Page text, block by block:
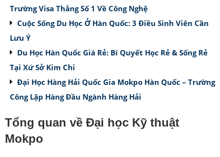
Trường Visa Thẳng Số 1 Về Công Nghệ
Cuộc Sống Du Học Ở Hàn Quốc: 3 Điều Sinh Viên Cần
Lưu Ý
Du Học Hàn Quốc Giá Rẻ: Bí Quyết Học Rẻ & Sống Rẻ
Tại Xứ Sở Kim Chi
Đại Học Hàng Hải Quốc Gia Mokpo Hàn Quốc – Trường
Công Lập Hàng Đầu Ngành Hàng Hải
Tổng quan về Đại học Kỹ thuật
Mokpo